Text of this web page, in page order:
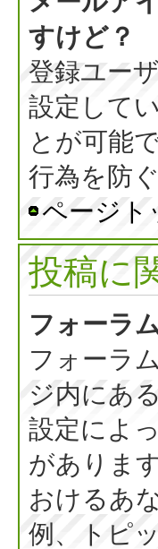
すけど？
登録ユー
設定して
とが可能
行為を防
ページト
投稿に
フォーラ
フォーラ
ジ内にあ
設定によ
がありま
おけるあ
例、トピ